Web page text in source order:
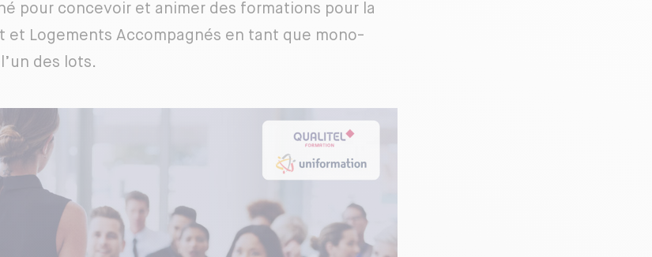
pour concevoir et animer des formations pour la
et Logements Accompagnés en tant que mono-
des lots.